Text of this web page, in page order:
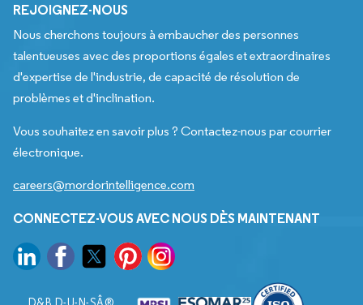
REJOIGNEZ-NOUS
Nous cherchons toujours à embaucher des personnes
talentueuses avec des proportions égales et extraordinaires
d'expertise de l'industrie, de capacité de résolution de
problèmes et d'inclination.
Vous souhaitez en savoir plus ? Contactez-nous par courrier
électronique.
careers@mordorintelligence.com
CONNECTEZ-VOUS AVEC NOUS DÈS MAINTENANT